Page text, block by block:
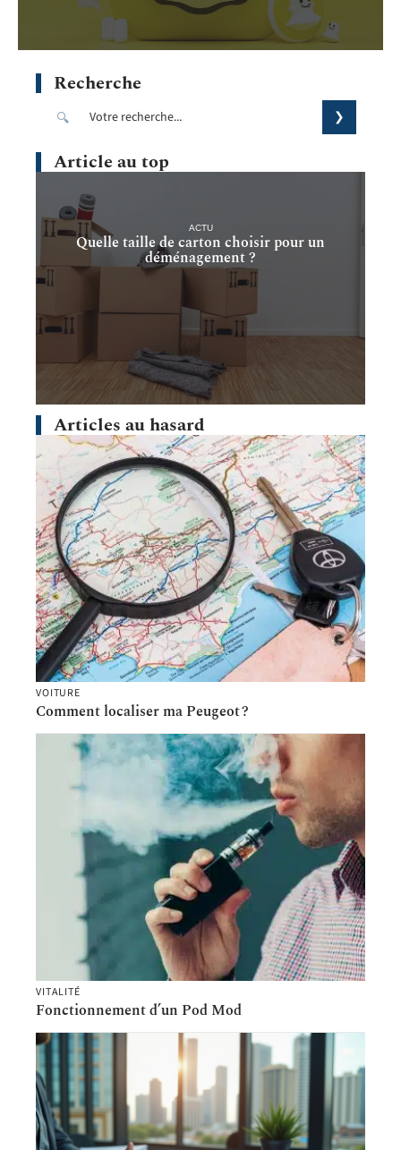
Recherche
Article au top
ACTU
Quelle taille de carton choisir pour un
déménagement ?
Articles au hasard
VOITURE
Comment localiser ma Peugeot ?
VITALITÉ
Fonctionnement d’un Pod Mod